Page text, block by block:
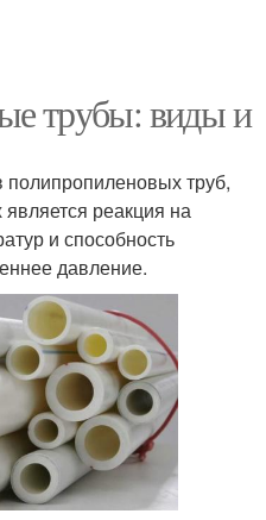
трубы: виды и
полипропиленовых труб,
реакция на
и способность
давление.